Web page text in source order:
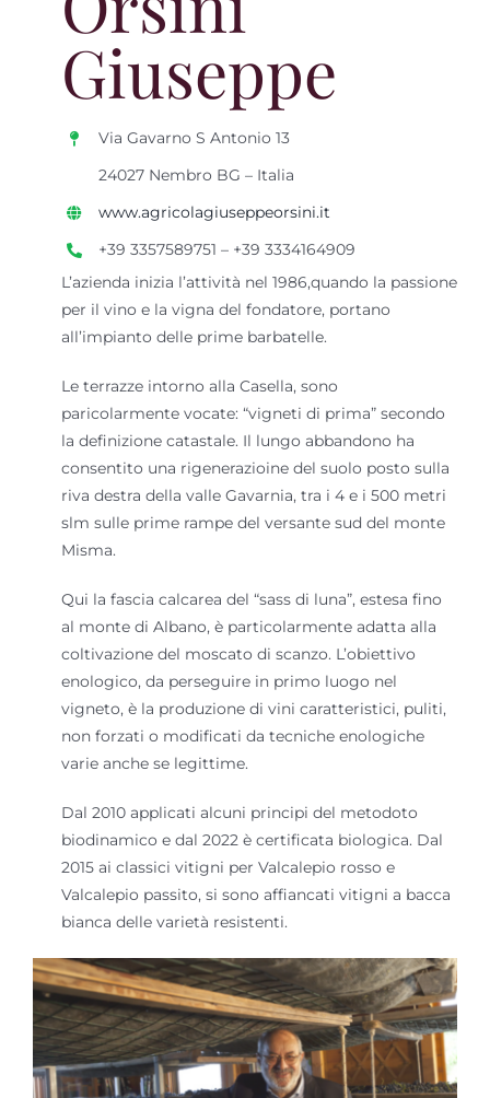
Cerca
per:
Bollettino difesa
Giuseppe
Via Gavarno S Antonio 13
24027 Nembro BG – Italia
www.agricolagiuseppeorsini.it
+39 3357589751 – +39 3334164909
L’azienda inizia l’attività nel 1986,quando la passione
per il vino e la vigna del fondatore, portano
all’impianto delle prime barbatelle.
Le terrazze intorno alla Casella, sono
paricolarmente vocate: “vigneti di prima” secondo
la definizione catastale. Il lungo abbandono ha
consentito una rigenerazioine del suolo posto sulla
riva destra della valle Gavarnia, tra i 4 e i 500 metri
slm sulle prime rampe del versante sud del monte
Misma.
Qui la fascia calcarea del “sass di luna”, estesa fino
al monte di Albano, è particolarmente adatta alla
coltivazione del moscato di scanzo. L’obiettivo
enologico, da perseguire in primo luogo nel
vigneto, è la produzione di vini caratteristici, puliti,
non forzati o modificati da tecniche enologiche
varie anche se legittime.
Dal 2010 applicati alcuni principi del metodoto
biodinamico e dal 2022 è certificata biologica. Dal
2015 ai classici vitigni per Valcalepio rosso e
Valcalepio passito, si sono affiancati vitigni a bacca
bianca delle varietà resistenti.